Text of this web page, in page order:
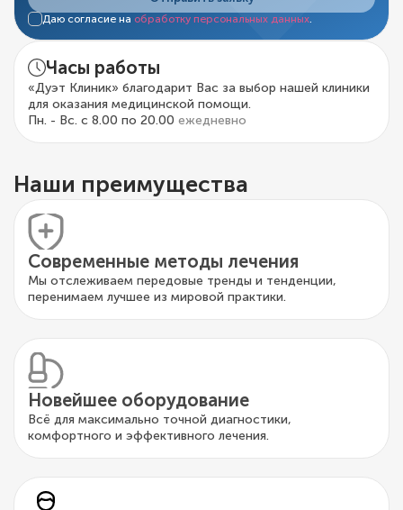
Даю согласие на обработку персональных данных.
Часы работы
«Дуэт Клиник» благодарит Вас за выбор нашей клиники
для оказания медицинской помощи.
Пн. - Вс. с 8.00 по 20.00 ежедневно
Наши преимущества
Современные методы лечения
Мы отслеживаем передовые тренды и тенденции,
перенимаем лучшее из мировой практики.
Новейшее оборудование
Всё для максимально точной диагностики,
комфортного и эффективного лечения.